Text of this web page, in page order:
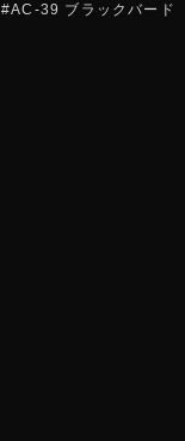
#AC-39 ブラックバード